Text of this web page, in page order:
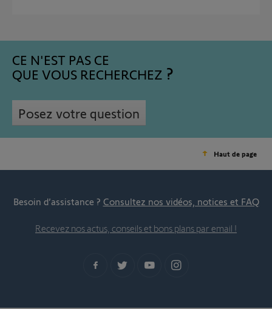
CE N'EST PAS CE
QUE VOUS RECHERCHEZ
Posez votre question
Haut de page
Besoin d’assistance ? Consultez nos vidéos, notices et FAQ
Recevez nos actus, conseils et bons plans par email !